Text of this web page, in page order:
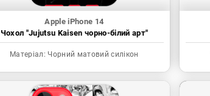
Apple iPhone 14
Чохол "Jujutsu Kaisen чорно-білий арт"
Матеріал: Чорний матовий силікон